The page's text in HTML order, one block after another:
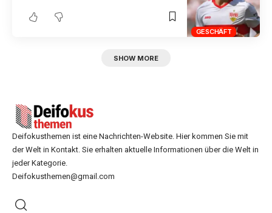
GESCHÄFT
SHOW MORE
Deifokusthemen ist eine Nachrichten-Website. Hier kommen Sie mit
der Welt in Kontakt. Sie erhalten aktuelle Informationen über die Welt in
jeder Kategorie.
Deifokusthemen@gmail.com